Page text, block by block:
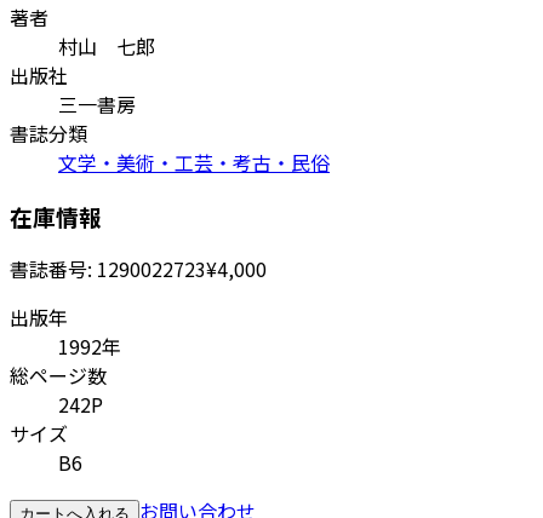
著者
村山 七郎
出版社
三一書房
書誌分類
文学・美術・工芸・考古・民俗
在庫情報
書誌番号: 1290022723¥4,000
出版年
1992年
総ページ数
242P
サイズ
B6
カートへ入れる お問い合わせ